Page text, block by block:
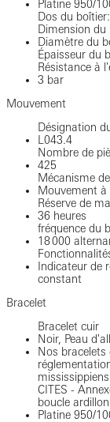
Platine 950/
Dos du
Dimension du
Diamètre du
Épaisseur du
Résistance à
3 bar
Mouvement
Désignation
L043.4
Nombre de
425
Mécanisme
Mouvement à
Réserve de
36 heures
fréquence du
18 000
Indicateur de
constant
Bracelet
Bracelet cuir
Noir, Peau
Nos
CITES -
boucle ardillon
Platine 950/